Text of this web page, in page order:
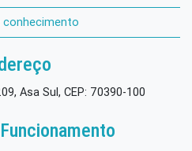
conhecimento
Asa Sul, CEP: 70390-100